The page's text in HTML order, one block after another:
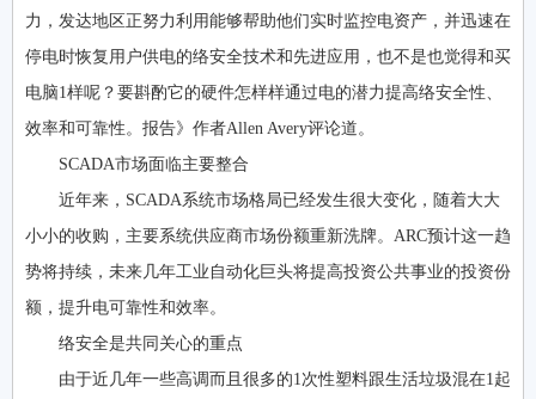
力，发达地区正努力利用能够帮助他们实时监控电资产，并迅速在
停电时恢复用户供电的络安全技术和先进应用，也不是也觉得和买
电脑1样呢？要斟酌它的硬件怎样样通过电的潜力提高络安全性、
效率和可靠性。报告》作者Allen Avery评论道。
SCADA市场面临主要整合
近年来，SCADA系统市场格局已经发生很大变化，随着大大
小小的收购，主要系统供应商市场份额重新洗牌。ARC预计这一趋
势将持续，未来几年工业自动化巨头将提高投资公共事业的投资份
额，提升电可靠性和效率。
络安全是共同关心的重点
由于近几年一些高调而且很多的1次性塑料跟生活垃圾混在1起